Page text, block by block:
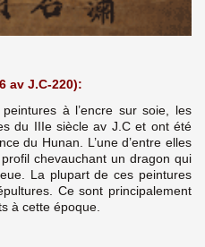
av J.C-220):
à l’encre sur soie, les
du IIIe siècle av J.C et ont été
du Hunan. L’une d’entre elles
chevauchant un dragon qui
La plupart de ces peintures
Ce sont principalement
à cette époque.